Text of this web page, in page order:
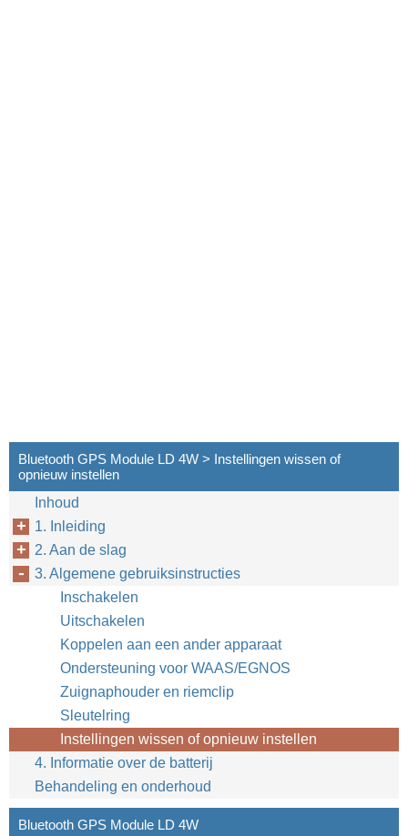
Bluetooth GPS Module LD 4W > Instellingen wissen of
opnieuw instellen
Inhoud
1. Inleiding
2. Aan de slag
3. Algemene gebruiksinstructies
Inschakelen
Uitschakelen
Koppelen aan een ander apparaat
Ondersteuning voor WAAS/EGNOS
Zuignaphouder en riemclip
Sleutelring
Instellingen wissen of opnieuw instellen
4. Informatie over de batterij
Behandeling en onderhoud
Bluetooth GPS Module LD 4W